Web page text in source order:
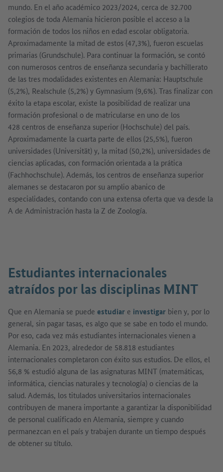
mundo. En el año académico 2023/2024, cerca de 32.700
colegios de toda Alemania hicieron posible el acceso a la
formación de todos los niños en edad escolar obligatoria.
Aproximadamente la mitad de estos (47,3%), fueron escuelas
primarias (Grundschule). Para continuar la formación, se contó
con numerosos centros de enseñanza secundaria y bachillerato
de las tres modalidades existentes en Alemania: Hauptschule
(5,2%), Realschule (5,2%) y Gymnasium (9,6%). Tras finalizar con
éxito la etapa escolar, existe la posibilidad de realizar una
formación profesional o de matricularse en uno de los
428 centros de enseñanza superior (Hochschule) del país.
Aproximadamente la cuarta parte de ellos (25,5%), fueron
universidades (Universität) y, la mitad (50,2%), universidades de
ciencias aplicadas, con formación orientada a la prática
(Fachhochschule). Además, los centros de enseñanza superior
alemanes se destacaron por su amplio abanico de
especialidades, contando con una extensa oferta que va desde la
A de Administración hasta la Z de Zoología.
Estudiantes internacionales
atraídos por las disciplinas MINT
Que en Alemania se puede estudiar e investigar bien y, por lo
general, sin pagar tasas, es algo que se sabe en todo el mundo.
Por eso, cada vez más estudiantes internacionales vienen a
Alemania. En 2023, alrededor de 58.818 estudiantes
internacionales completaron con éxito sus estudios. De ellos, el
56,8 % estudió alguna de las asignaturas MINT (matemáticas,
informática, ciencias naturales y tecnología) o ciencias de la
salud. Además, los titulados universitarios internacionales
contribuyen de manera importante a garantizar la disponibilidad
de personal cualificado en Alemania, siempre y cuando
permanezcan en el país y trabajen durante un tiempo después
de obtener su título.